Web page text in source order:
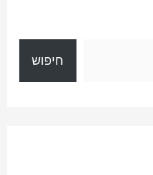
חיפוש